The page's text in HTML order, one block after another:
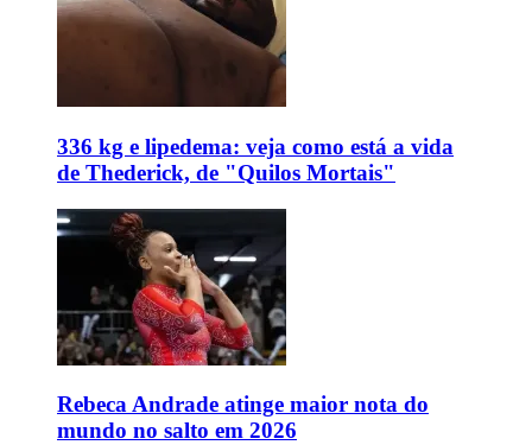
336 kg e lipedema: veja como está a vida
de Thederick, de "Quilos Mortais"
Rebeca Andrade atinge maior nota do
mundo no salto em 2026